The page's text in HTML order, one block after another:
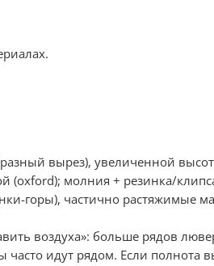
вырез), увеличенной
(oxford); молния + резинка/
горы), частично растяжимые
воздуха»: больше рядов
идут рядом. Если полнота